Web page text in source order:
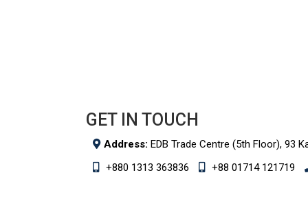
GET IN TOUCH
Address: EDB Trade Centre (5th Floor), 93
+880 1313 363836
+88 01714 121719